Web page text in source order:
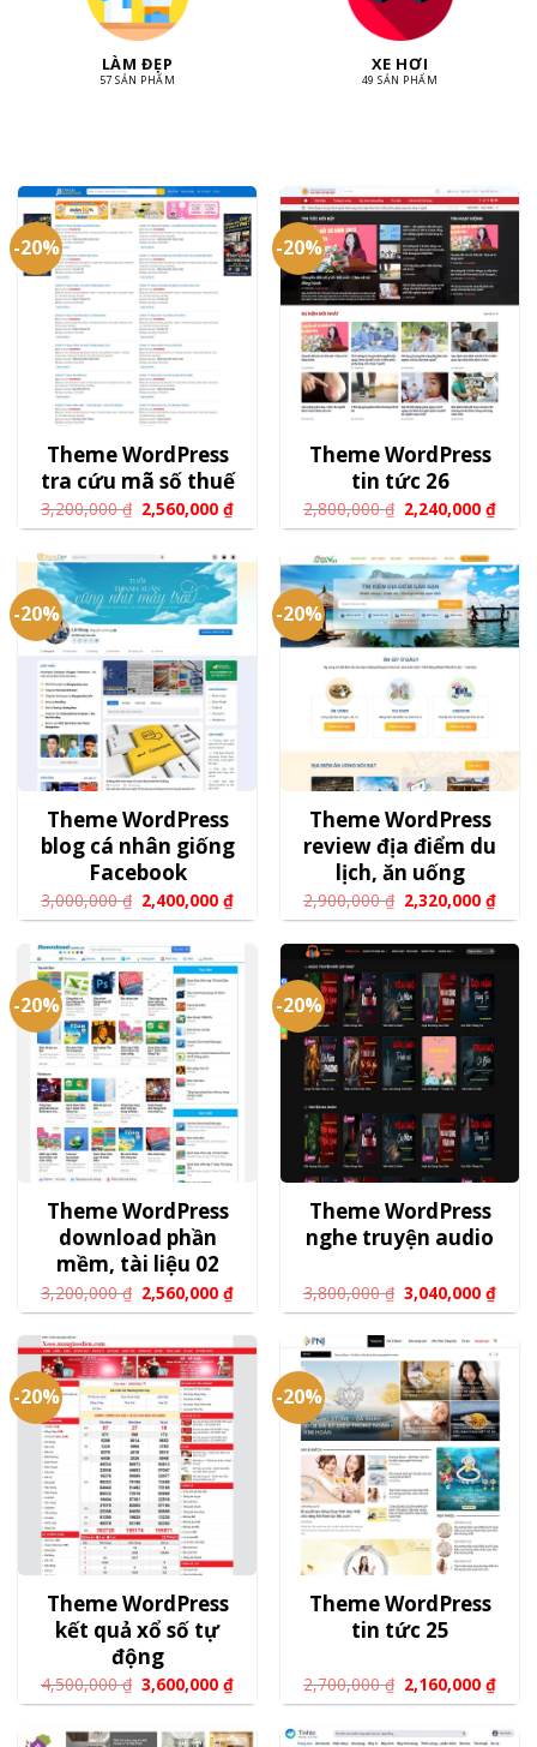
LÀM ĐẸP
57 SẢN PHẨM
XE HƠI
49 SẢN PHẨM
-20%
Theme WordPress
tra cứu mã số thuế
3,200,000₫ 2,560,000₫
-20%
Theme WordPress
tin tức 26
2,800,000₫ 2,240,000₫
-20%
Theme WordPress
blog cá nhân giống
Facebook
3,000,000₫ 2,400,000₫
-20%
Theme WordPress
review địa điểm du
lịch, ăn uống
2,900,000₫ 2,320,000₫
-20%
Theme WordPress
download phần
mềm, tài liệu 02
3,200,000₫ 2,560,000₫
-20%
Theme WordPress
nghe truyện audio
3,800,000₫ 3,040,000₫
-20%
Theme WordPress
kết quả xổ số tự
động
4,500,000₫ 3,600,000₫
-20%
Theme WordPress
tin tức 25
2,700,000₫ 2,160,000₫